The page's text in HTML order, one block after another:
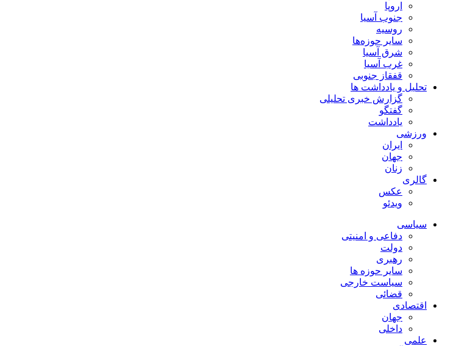
اروپا
جنوب آسیا
روسیه
سایر حوزه‌ها
شرق آسیا
غرب آسیا
قفقاز جنوبی
تحلیل و یادداشت ها
گزارش خبری تحلیلی
گفتگو
یادداشت
ورزشی
ایران
جهان
زنان
گالری
عکس
ویدئو
سیاسی
دفاعی و امنیتی
دولت
رهبری
سایر حوزه ها
سیاست خارجی
قضائی
اقتصادی
جهان
داخلی
علمی